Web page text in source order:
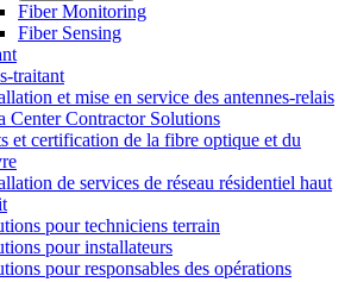
Fiber Monitoring
Fiber Sensing
traitant
et mise en service des antennes-relais
Center Contractor Solutions
et certification de la fibre optique et du
de services de réseau résidentiel haut
pour techniciens terrain
pour installateurs
pour responsables des opérations